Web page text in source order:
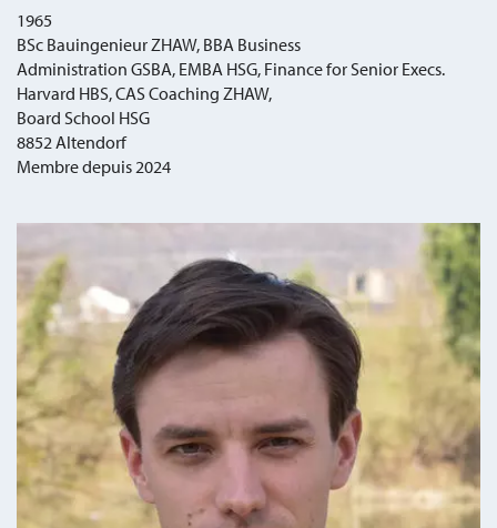
1965
BSc Bauingenieur ZHAW, BBA Business
Administration GSBA, EMBA HSG, Finance for Senior Execs.
Harvard HBS, CAS Coaching ZHAW,
Board School HSG
8852 Altendorf
Membre depuis 2024